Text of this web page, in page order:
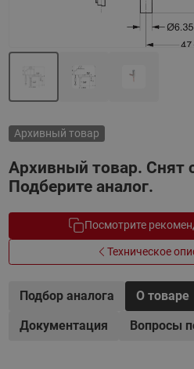
Архивный товар
Архивный товар. Снят
Подберите аналог.
Посмотрите
Техническое
Подбор аналога О товаре
Документация
Вопросы